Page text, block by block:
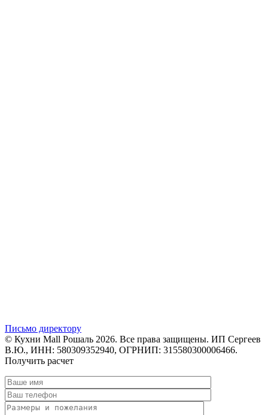
Письмо директору
© Кухни Mall Рошаль 2026. Все права защищены. ИП Сергеев
В.Ю., ИНН: 580309352940, ОГРНИП: 315580300006466.
Получить расчет